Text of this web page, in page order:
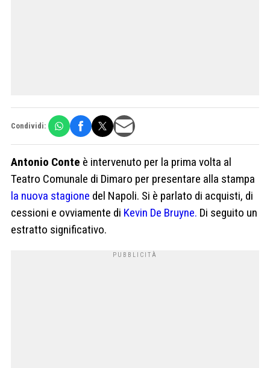
Condividi:
Antonio Conte è intervenuto per la prima volta al
Teatro Comunale di Dimaro per presentare alla stampa
la nuova stagione del Napoli. Si è parlato di acquisti, di
cessioni e ovviamente di Kevin De Bruyne. Di seguito un
estratto significativo.